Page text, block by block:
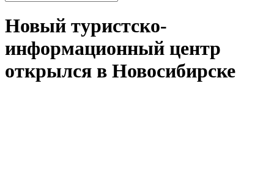
Новый туристско-
информационный центр
открылся в Новосибирске